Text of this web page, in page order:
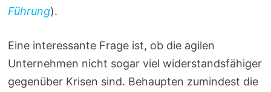
Führung).
Eine interessante Frage ist, ob die agilen
Unternehmen nicht sogar viel widerstandsfähiger
gegenüber Krisen sind. Behaupten zumindest die